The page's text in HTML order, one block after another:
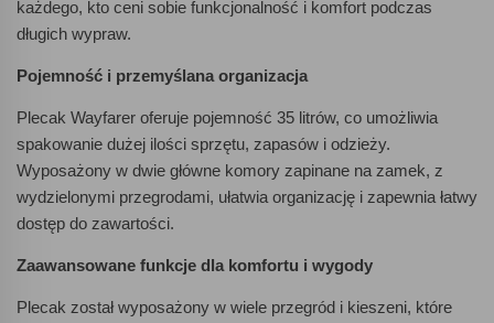
każdego, kto ceni sobie funkcjonalność i komfort podczas
długich wypraw.
Pojemność i przemyślana organizacja
Plecak Wayfarer oferuje pojemność 35 litrów, co umożliwia
spakowanie dużej ilości sprzętu, zapasów i odzieży.
Wyposażony w dwie główne komory zapinane na zamek, z
wydzielonymi przegrodami, ułatwia organizację i zapewnia łatwy
dostęp do zawartości.
Zaawansowane funkcje dla komfortu i wygody
Plecak został wyposażony w wiele przegród i kieszeni, które